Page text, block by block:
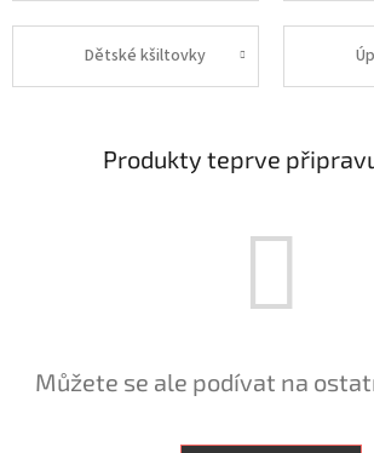
Dětské kšiltovky
Produkty teprve
Můžete se ale podívat na